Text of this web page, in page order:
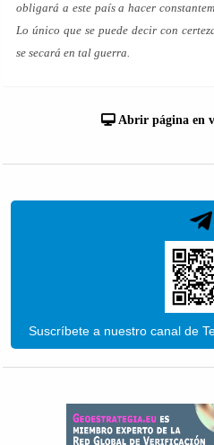
obligará a este país a hacer
Lo único que se puede decir con
se secará en tal guerra.
Abrir página en
Suscríbete a nuestro canal de